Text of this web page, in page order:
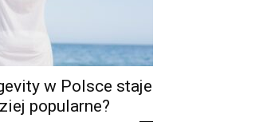
w Polsce staje
popularne?